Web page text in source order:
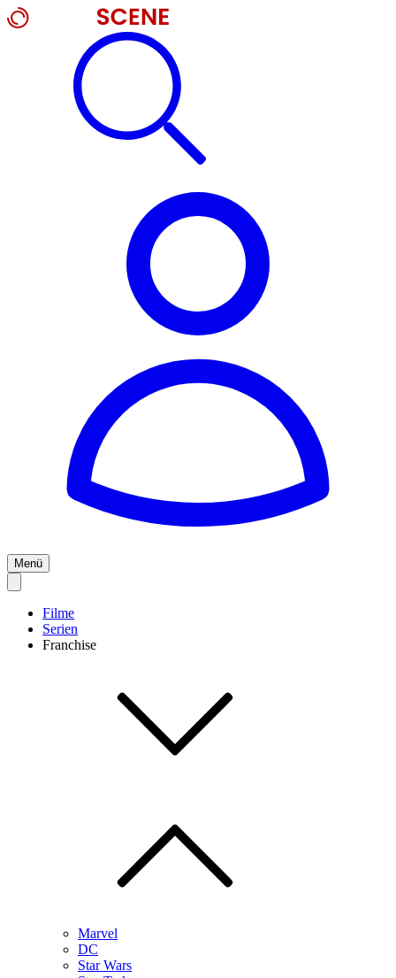
Menü
Filme
Serien
Franchise
Marvel
DC
Star Wars